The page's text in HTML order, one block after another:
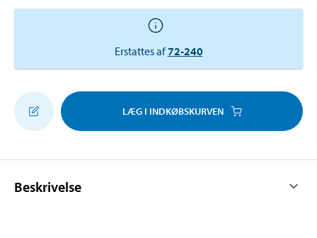
Erstattes af72-240
LÆG I INDKØBSKURVEN
Beskrivelse